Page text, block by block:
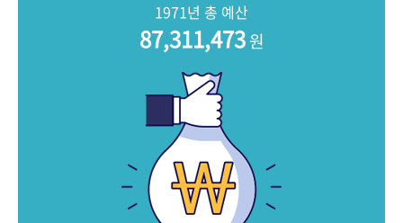
1971년 총 예산
87,311,473원